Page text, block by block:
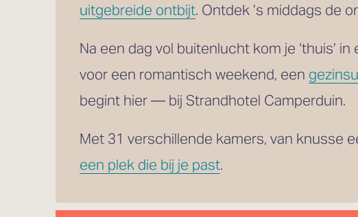
uitgebreide ontbijt. Ontdek ’s middags de
Na een dag vol buitenlucht kom je ‘thuis’
voor een romantisch weekend, een
begint hier — bij Strandhotel Camperduin.
een plek die bij je past.